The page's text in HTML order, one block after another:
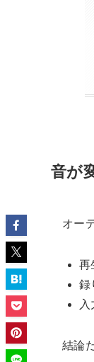
音が
オー
再
録
結論